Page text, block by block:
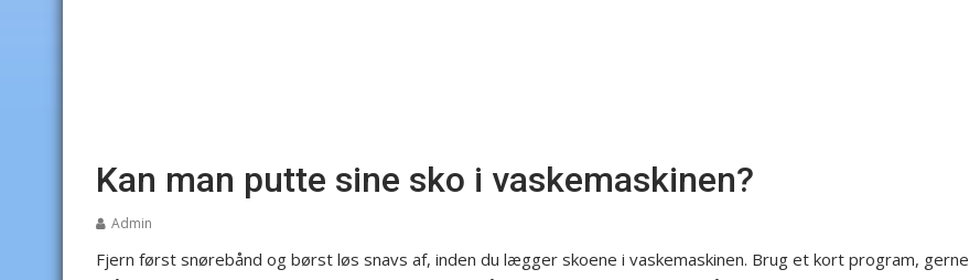
Kan man putte sine sko i vaskemaskinen?
Admin
Fjern først snørebånd og børst løs snavs af, inden du lægger skoene i vaskemaskinen. Brug et kort program, gerne